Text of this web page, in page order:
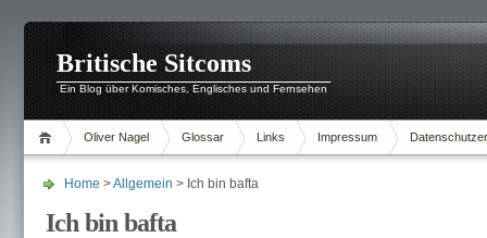
Britische Sitcoms
Ein Blog über Komisches, Englisches und Fernsehen
Oliver Nagel Glossar Links Impressum
Home >Allgemein > Ich bin bafta
Ich bin bafta